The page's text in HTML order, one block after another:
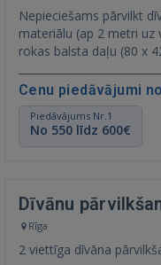
Nepieciešams pārvilkt
materiālu (ap 2 metri uz
rokas balsta daļu (80 x
Cenu piedāvājumi
Piedāvājums Nr.1
No 550 līdz 600€
Dīvānu
Rīga